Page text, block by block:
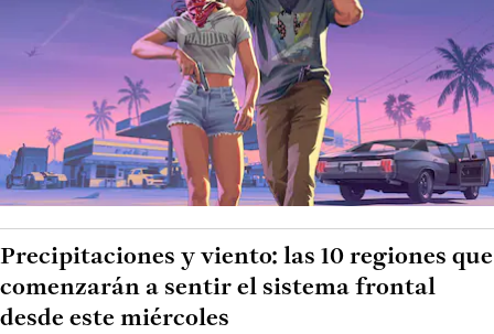
Precipitaciones y viento: las 10 regiones que
comenzarán a sentir el sistema frontal
desde este miércoles